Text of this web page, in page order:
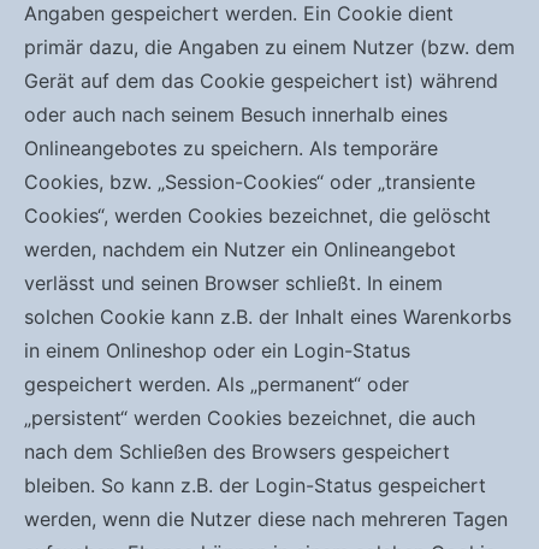
Angaben gespeichert werden. Ein Cookie dient
primär dazu, die Angaben zu einem Nutzer (bzw. dem
Gerät auf dem das Cookie gespeichert ist) während
oder auch nach seinem Besuch innerhalb eines
Onlineangebotes zu speichern. Als temporäre
Cookies, bzw. „Session-Cookies“ oder „transiente
Cookies“, werden Cookies bezeichnet, die gelöscht
werden, nachdem ein Nutzer ein Onlineangebot
verlässt und seinen Browser schließt. In einem
solchen Cookie kann z.B. der Inhalt eines Warenkorbs
in einem Onlineshop oder ein Login-Status
gespeichert werden. Als „permanent“ oder
„persistent“ werden Cookies bezeichnet, die auch
nach dem Schließen des Browsers gespeichert
bleiben. So kann z.B. der Login-Status gespeichert
werden, wenn die Nutzer diese nach mehreren Tagen